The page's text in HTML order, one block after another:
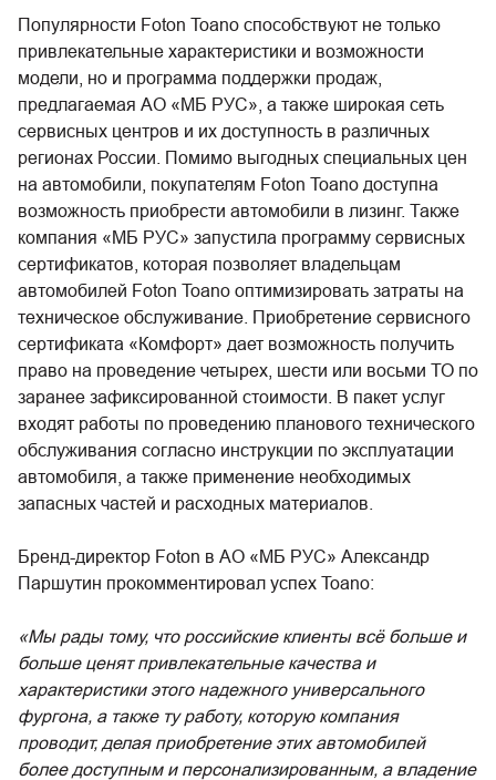
Популярности Foton Toano способствуют не только
привлекательные характеристики и возможности
модели, но и программа поддержки продаж,
предлагаемая АО «МБ РУС», а также широкая сеть
сервисных центров и их доступность в различных
регионах России. Помимо выгодных специальных цен
на автомобили, покупателям Foton Toano доступна
возможность приобрести автомобили в лизинг. Также
компания «МБ РУС» запустила программу сервисных
сертификатов, которая позволяет владельцам
автомобилей Foton Toano оптимизировать затраты на
техническое обслуживание. Приобретение сервисного
сертификата «Комфорт» дает возможность получить
право на проведение четырех, шести или восьми ТО по
заранее зафиксированной стоимости. В пакет услуг
входят работы по проведению планового технического
обслуживания согласно инструкции по эксплуатации
автомобиля, а также применение необходимых
запасных частей и расходных материалов.
Бренд-директор Foton в АО «МБ РУС» Александр
Паршутин прокомментировал успех Toano:
«Мы рады тому, что российские клиенты всё больше и
больше ценят привлекательные качества и
характеристики этого надежного универсального
фургона, а также ту работу, которую компания
проводит, делая приобретение этих автомобилей
более доступным и персонализированным, а владение